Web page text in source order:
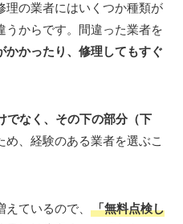
理の業者にはいくつか種類が
うからです。間違った業者を
かかったり、修理してもすぐ
でなく、その下の部分（下
め、経験のある業者を選ぶこ
ているので、
「無料点検し